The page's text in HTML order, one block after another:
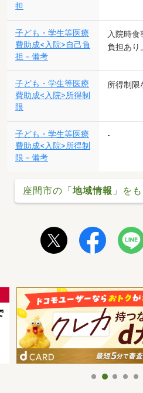
担
子ども・学生等医療
費助成<入院>自己負
担－備考
入院時
負担あり。
子ども・学生等医療
費助成<入院>所得制
限
所得制限
子ども・学生等医療
費助成<入院>所得制
限－備考
-
座間市の「 地域情報 」を